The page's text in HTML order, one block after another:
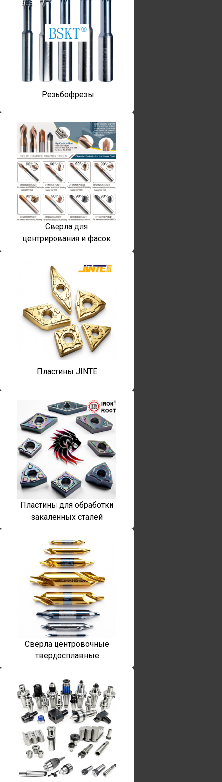
Резьбофрезы
Сверла для
центрирования и фасок
Пластины JINTE
Пластины для обработки
закаленных сталей
Сверла центровочные
твердосплавные